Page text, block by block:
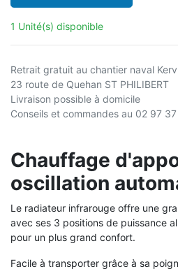
1 Unité(s) disponible
Retrait gratuit au chantier naval
23 route de Quehan ST PHILIBERT
Livraison possible à domicile
Conseils et commandes au 02 97
Chauffage
oscillation
Le radiateur infrarouge offre une
avec ses 3 positions de puissance
pour un plus grand confort.
Facile à transporter grâce à sa